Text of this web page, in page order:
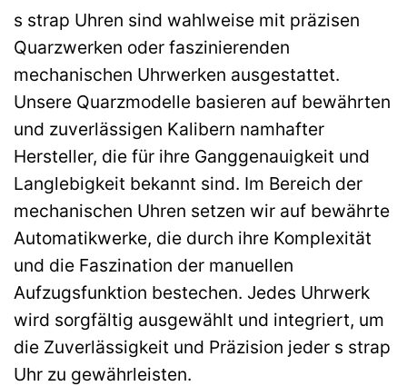
s strap Uhren sind wahlweise mit präzisen
Quarzwerken oder faszinierenden
mechanischen Uhrwerken ausgestattet.
Unsere Quarzmodelle basieren auf bewährten
und zuverlässigen Kalibern namhafter
Hersteller, die für ihre Ganggenauigkeit und
Langlebigkeit bekannt sind. Im Bereich der
mechanischen Uhren setzen wir auf bewährte
Automatikwerke, die durch ihre Komplexität
und die Faszination der manuellen
Aufzugsfunktion bestechen. Jedes Uhrwerk
wird sorgfältig ausgewählt und integriert, um
die Zuverlässigkeit und Präzision jeder s strap
Uhr zu gewährleisten.